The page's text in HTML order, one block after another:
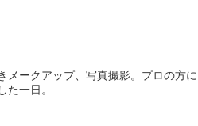
メークアップ、写真撮影。プロの方に
一日。